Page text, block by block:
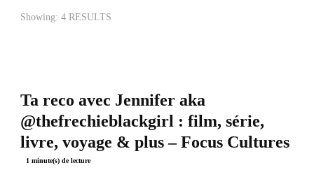
Showing: 4 RESULTS
Ta reco avec Jennifer aka
@thefrechieblackgirl : film, série,
livre, voyage & plus – Focus Cultures